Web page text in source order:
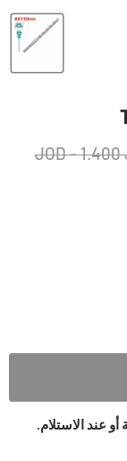
-1.400
عند الاستلام.